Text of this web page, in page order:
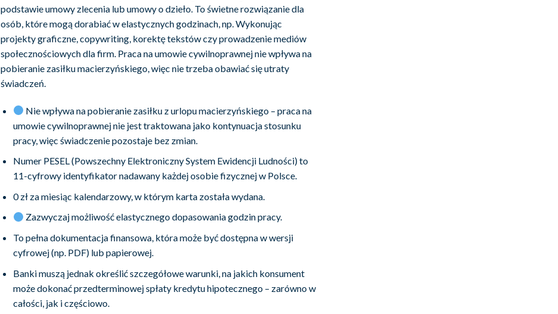
podstawie umowy zlecenia lub umowy o dzieło. To świetne rozwiązanie dla
osób, które mogą dorabiać w elastycznych godzinach, np. Wykonując
projekty graficzne, copywriting, korektę tekstów czy prowadzenie mediów
społecznościowych dla firm. Praca na umowie cywilnoprawnej nie wpływa na
pobieranie zasiłku macierzyńskiego, więc nie trzeba obawiać się utraty
świadczeń.
Nie wpływa na pobieranie zasiłku z urlopu macierzyńskiego – praca na
umowie cywilnoprawnej nie jest traktowana jako kontynuacja stosunku
pracy, więc świadczenie pozostaje bez zmian.
Numer PESEL (Powszechny Elektroniczny System Ewidencji Ludności) to
11-cyfrowy identyfikator nadawany każdej osobie fizycznej w Polsce.
0 zł za miesiąc kalendarzowy, w którym karta została wydana.
Zazwyczaj możliwość elastycznego dopasowania godzin pracy.
To pełna dokumentacja finansowa, która może być dostępna w wersji
cyfrowej (np. PDF) lub papierowej.
Banki muszą jednak określić szczegółowe warunki, na jakich konsument
może dokonać przedterminowej spłaty kredytu hipotecznego – zarówno w
całości, jak i częściowo.